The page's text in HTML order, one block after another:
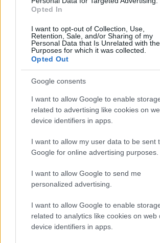
Opted In
I want to opt-out of Collection, Use,
Retention, Sale, and/or Sharing of my
Personal Data that Is Unrelated with the
Purposes for which it was collected.
Opted Out
Google consents
I want to allow Google to enable
related to advertising like cookies on
device identifiers in apps.
I want to allow my user data to be sent
Google for online advertising purposes.
I want to allow Google to send me
personalized advertising.
I want to allow Google to enable
related to analytics like cookies on web
device identifiers in apps.
Bicske Kelet csomópont
csomópont épül
Hódmezővásárhely jó
iskoláját
Látványos építési